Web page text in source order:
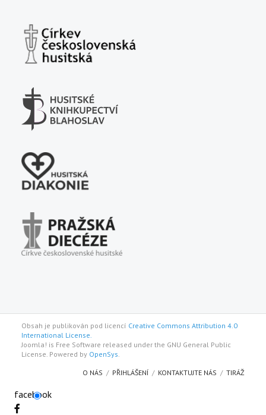
Obsah je publikován pod licencí Creative Commons Attribution 4.0
International License.
Joomla! is Free Software released under the GNU General Public
License. Powered by OpenSys
O NÁS PŘIHLÁŠENÍ KONTAKTUJTE NÁS TIRÁŽ
facebook